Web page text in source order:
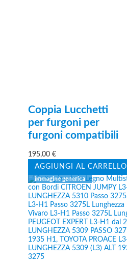
Coppia Lucchetti
per furgoni per
furgoni compatibili
195,00€
AGGIUNGI AL CARRELLO